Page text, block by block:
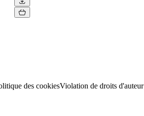
des cookiesViolation de droits d'auteur